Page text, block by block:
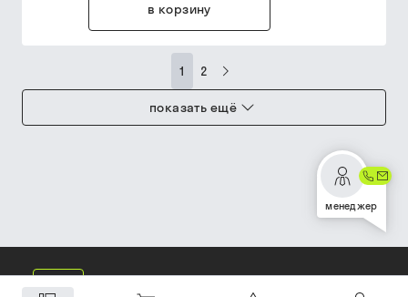
в корзину
1 2
показать ещё
менеджер